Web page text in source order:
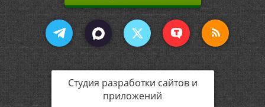
Студия разработки сайтов и
приложений